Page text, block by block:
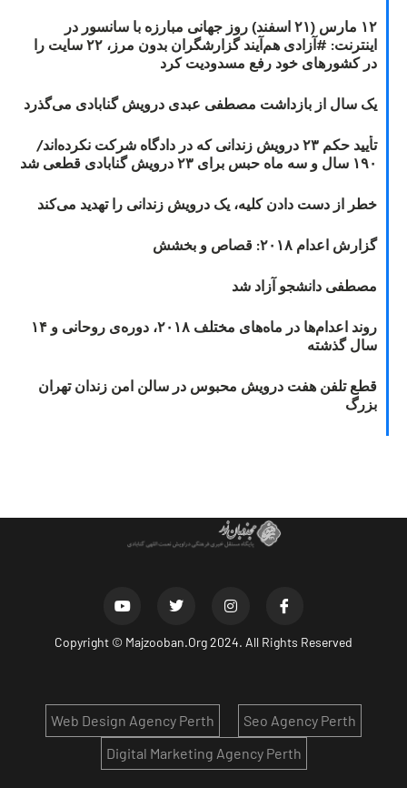
۱۲ مارس (۲۱ اسفند) روز جهانی مبارزه با سانسور در
اینترنت: #آزادی هم‌آیند گزارشگران‌ بدون مرز، ۲۲ سایت را
در کشورهای خود رفع مسدودیت کرد
یک سال از بازداشت مصطفی عبدی درویش گنابادی می‌گذرد
تأیید حکم ۲۳ درویش زندانی که در دادگاه شرکت نکرده‌اند/
۱۹۰ سال و سه ماه حبس برای ۲۳ درویش گنابادی قطعی شد
خطر از دست دادن کلیه، یک درویش زندانی را تهدید می‌کند
گزارش اعدام ۲۰۱۸: قصاص و بخشش
مصطفی دانشجو آزاد شد
روند اعدام‌ها در ماه‌های مختلف ۲۰۱۸، دوره‌ی روحانی و ۱۴
سال گذشته
قطع تلفن هفت درویش محبوس در سالن امن زندان تهران
بزرگ
Copyright © Majzooban.Org2024. All Rights Reserved
Seo Agency Perth
Web Design Agency Perth
Digital Marketing Agency Perth